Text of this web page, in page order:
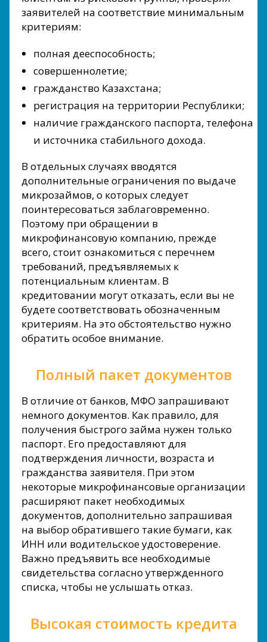
заявителей на соответствие минимальным
критериям:
полная дееспособность;
совершеннолетие;
гражданство Казахстана;
регистрация на территории Республики;
наличие гражданского паспорта, телефона
и источника стабильного дохода.
В отдельных случаях вводятся
дополнительные ограничения по выдаче
микрозаймов, о которых следует
поинтересоваться заблаговременно.
Поэтому при обращении в
микрофинансовую компанию, прежде
всего, стоит ознакомиться с перечнем
требований, предъявляемых к
потенциальным клиентам. В
кредитовании могут отказать, если вы не
будете соответствовать обозначенным
критериям. На это обстоятельство нужно
обратить особое внимание.
Полный пакет документов
В отличие от банков, МФО запрашивают
немного документов. Как правило, для
получения быстрого займа нужен только
паспорт. Его предоставляют для
подтверждения личности, возраста и
гражданства заявителя. При этом
некоторые микрофинансовые организации
расширяют пакет необходимых
документов, дополнительно запрашивая
на выбор обратившего такие бумаги, как
ИНН или водительское удостоверение.
Важно предъявить все необходимые
свидетельства согласно утвержденного
списка, чтобы не услышать отказ.
Высокая стоимость кредита